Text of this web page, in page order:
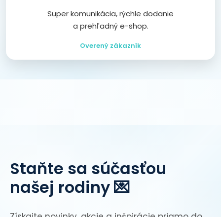
Super komunikácia, rýchle dodanie
a prehľadný e-shop.
Overený zákazník
Staňte sa súčasťou
našej rodiny 💌